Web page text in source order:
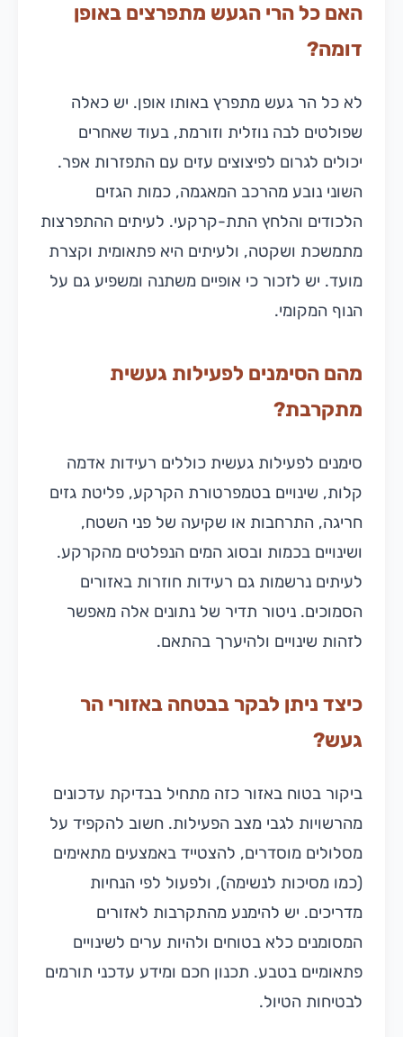
האם כל הרי הגעש מתפרצים באופן
דומה?
לא כל הר געש מתפרץ באותו אופן. יש כאלה
שפולטים לבה נוזלית וזורמת, בעוד שאחרים
יכולים לגרום לפיצוצים עזים עם התפזרות אפר.
השוני נובע מהרכב המאגמה, כמות הגזים
הלכודים והלחץ התת-קרקעי. לעיתים ההתפרצות
מתמשכת ושקטה, ולעיתים היא פתאומית וקצרת
מועד. יש לזכור כי אופיים משתנה ומשפיע גם על
הנוף המקומי.
מהם הסימנים לפעילות געשית
מתקרבת?
סימנים לפעילות געשית כוללים רעידות אדמה
קלות, שינויים בטמפרטורת הקרקע, פליטת גזים
חריגה, התרחבות או שקיעה של פני השטח,
ושינויים בכמות ובסוג המים הנפלטים מהקרקע.
לעיתים נרשמות גם רעידות חוזרות באזורים
הסמוכים. ניטור תדיר של נתונים אלה מאפשר
לזהות שינויים ולהיערך בהתאם.
כיצד ניתן לבקר בבטחה באזורי הר
געש?
ביקור בטוח באזור כזה מתחיל בבדיקת עדכונים
מהרשויות לגבי מצב הפעילות. חשוב להקפיד על
מסלולים מוסדרים, להצטייד באמצעים מתאימים
(כמו מסיכות לנשימה), ולפעול לפי הנחיות
מדריכים. יש להימנע מהתקרבות לאזורים
המסומנים כלא בטוחים ולהיות ערים לשינויים
פתאומיים בטבע. תכנון חכם ומידע עדכני תורמים
לבטיחות הטיול.